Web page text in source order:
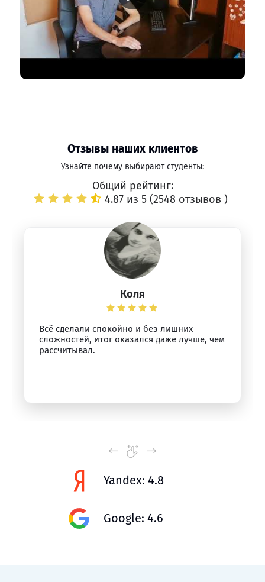
Отзывы наших клиентов
Узнайте почему выбирают студенты:
Общий рейтинг:
4.87 из 5 (2548 отзывов )
Коля
Всё сделали спокойно и без лишних
сложностей, итог оказался даже лучше, чем
рассчитывал.
Yandex: 4.8
Google: 4.6